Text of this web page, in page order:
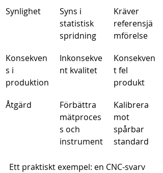
Synlighet
Syns i
statistisk
spridning
Kräver
referensjä
mförelse
Konsekven
s i
produktion
Inkonsekve
nt kvalitet
Konsekven
t fel
produkt
Åtgärd
Förbättra
mätproces
s och
instrument
Kalibrera
mot
spårbar
standard
Ett praktiskt exempel: en CNC-svarv